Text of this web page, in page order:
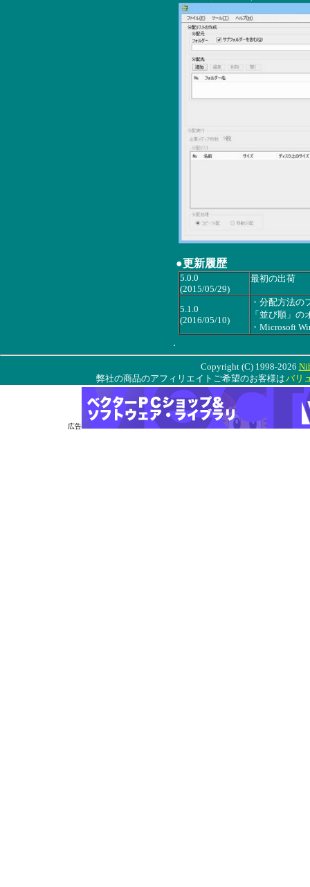
.
●更新履歴
5.0.0
(2015/05/29)
最初の出荷
5.1.0
(2016/05/10)
・分配方法の
「並び順」
・Microsoft
Copyright (C) 1998-2026
弊社の商品のアフィリエイトご希望のお客様はバリ
広告